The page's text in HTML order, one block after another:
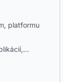
platformu